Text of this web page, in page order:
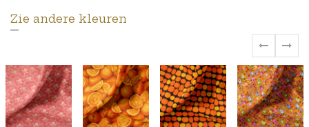
Zie andere kleuren
‹ ›